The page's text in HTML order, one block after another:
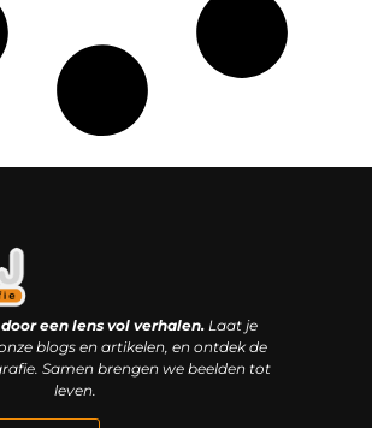
een lens vol verhalen.Laat je
blogs en artikelen, en ontdek de
Samen brengen we beelden tot
leven.